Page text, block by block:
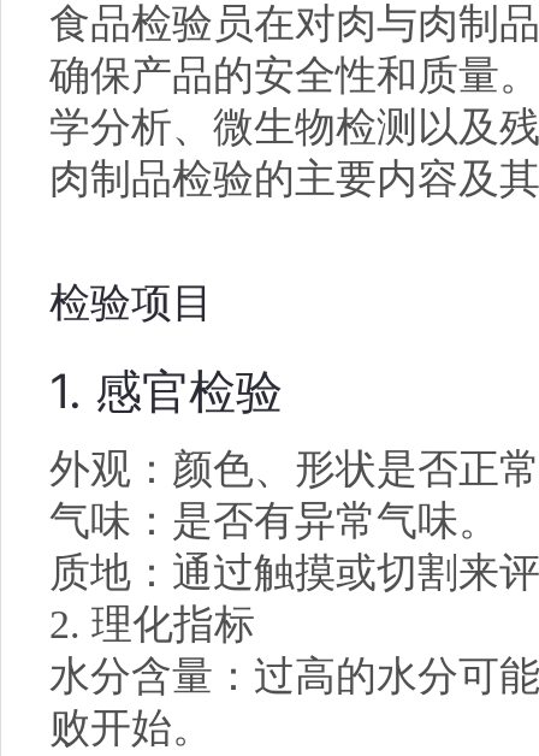
食品检验员在对肉与肉制
确保产品的安全性和质量
学分析、微生物检测以及
肉制品检验的主要内容及
检验项目
1. 感官检验
外观：颜色、形状是否正
气味：是否有异常气味。
质地：通过触摸或切割来
2. 理化指标
水分含量：过高的水分可
败开始。